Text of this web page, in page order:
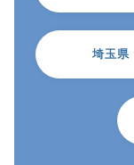
埼玉県